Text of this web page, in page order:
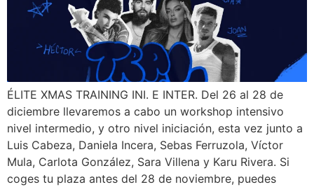
ÉLITE XMAS TRAINING INI. E INTER. Del 26 al 28 de
diciembre llevaremos a cabo un workshop intensivo
nivel intermedio, y otro nivel iniciación, esta vez junto a
Luis Cabeza, Daniela Incera, Sebas Ferruzola, Víctor
Mula, Carlota González, Sara Villena y Karu Rivera. Si
coges tu plaza antes del 28 de noviembre, puedes